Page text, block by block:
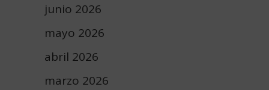
junio 2026
mayo 2026
abril 2026
marzo 2026